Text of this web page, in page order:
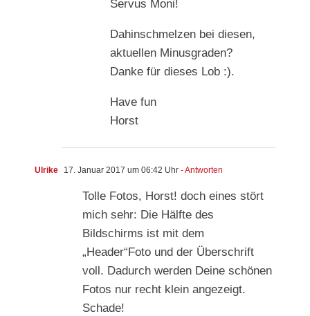
Servus Moni!
Dahinschmelzen bei diesen,
aktuellen Minusgraden?
Danke für dieses Lob :).
Have fun
Horst
Ulrike 17. Januar 2017 um 06:42 Uhr - Antworten
Tolle Fotos, Horst! doch eines stört
mich sehr: Die Hälfte des
Bildschirms ist mit dem
„Header“Foto und der Überschrift
voll. Dadurch werden Deine schönen
Fotos nur recht klein angezeigt.
Schade!